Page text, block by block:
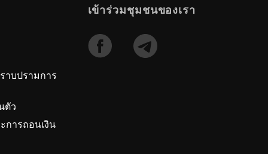
าบปรามการ
ตัว
การถอนเงิน
เข้าร่วมชุมชนของเรา